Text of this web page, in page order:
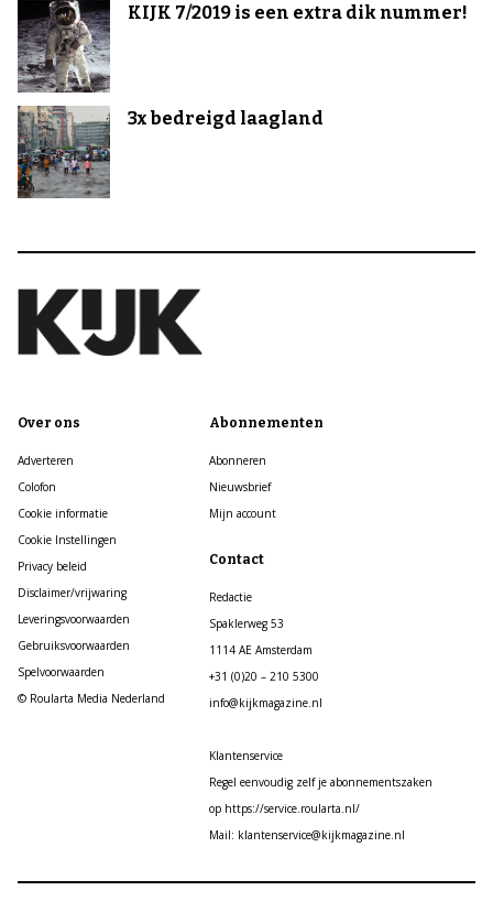
KIJK 7/2019 is een extra dik nummer!
3x bedreigd laagland
Over ons
Adverteren
Colofon
Cookie informatie
Cookie Instellingen
Privacy beleid
Disclaimer/vrijwaring
Leveringsvoorwaarden
Gebruiksvoorwaarden
Spelvoorwaarden
© Roularta Media Nederland
Abonnementen
Abonneren
Nieuwsbrief
Mijn account
Contact
Redactie
Spaklerweg 53
1114 AE Amsterdam
+31 (0)20 – 210 5300
info@kijkmagazine.nl
Klantenservice
Regel eenvoudig zelf je abonnementszaken
op https://service.roularta.nl/
Mail: klantenservice@kijkmagazine.nl